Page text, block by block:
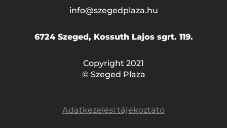
info@szegedplaza.hu
6724 Szeged, Kossuth Lajos sgrt. 119.
Copyright 2021
© Szeged Plaza
Adatkezelési tájékoztató